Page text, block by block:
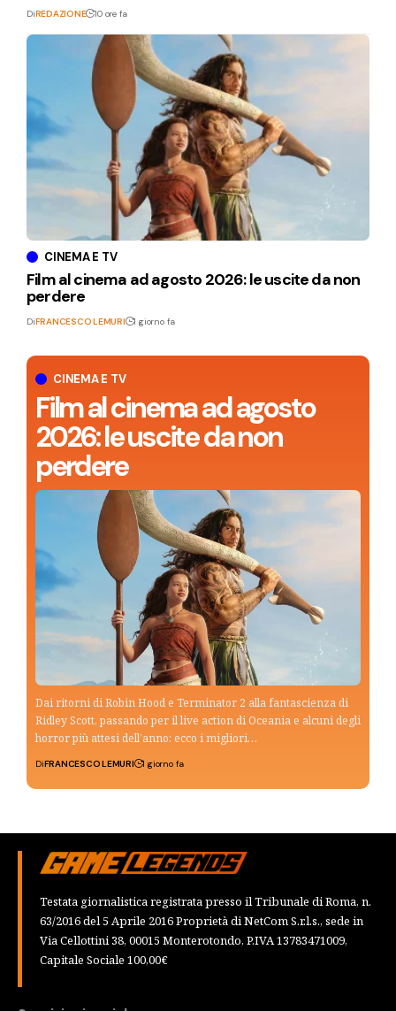
CINEMA E TV
Film al cinema ad agosto
2026: le uscite da non
perdere
Dai ritorni di Robin Hood e Terminator 2 alla fantascienza di
Ridley Scott, passando per il live action di Oceania e alcuni degli
horror più attesi dell’anno: ecco i migliori…
DiFRANCESCO LEMURI 1 giorno fa
DiREDAZIONE 10 ore fa
CINEMA E TV
Film al cinema ad agosto 2026: le uscite da non
perdere
DiFRANCESCO LEMURI 1 giorno fa
Testata giornalistica registrata presso il Tribunale di Roma, n.
63/2016 del 5 Aprile 2016 Proprietà di NetCom S.r.l.s., sede in
Via Cellottini 38, 00015 Monterotondo, P.IVA 13783471009,
Capitale Sociale 100,00€